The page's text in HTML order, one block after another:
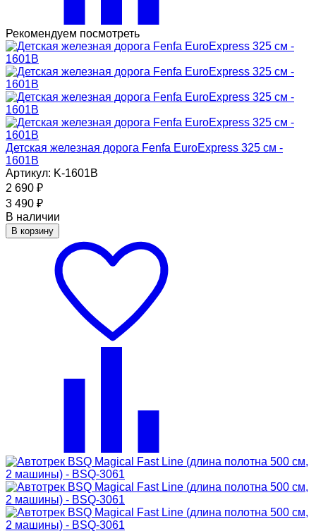
Рекомендуем посмотреть
Детская железная дорога Fenfa EuroExpress 325 см -
1601B
Артикул: K-1601B
2 690 ₽
3 490 ₽
В наличии
В корзину